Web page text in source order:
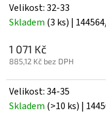
Velikost: 32-33
Skladem (3 ks) |
1 071 Kč
885,12 Kč bez DPH
Velikost: 34-35
Skladem (>10 ks) |